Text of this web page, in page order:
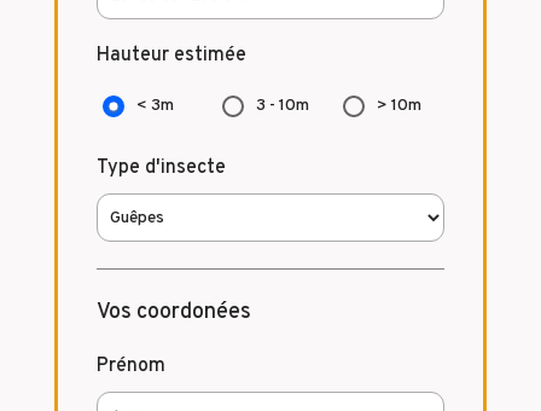
Hauteur estimée
< 3m 3 - 10m > 10m
Type d'insecte
Vos coordonées
Prénom